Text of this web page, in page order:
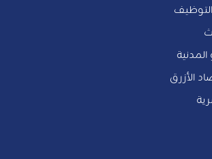
الأزرق